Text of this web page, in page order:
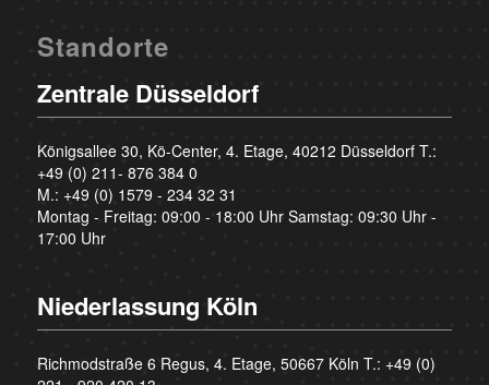
Standorte
Zentrale Düsseldorf
Königsallee 30, Kö-Center, 4. Etage, 40212 Düsseldorf T.:
+49 (0) 211- 876 384 0
M.: +49 (0) 1579 - 234 32 31
Montag - Freitag: 09:00 - 18:00 Uhr Samstag: 09:30 Uhr -
17:00 Uhr
Niederlassung Köln
Richmodstraße 6 Regus, 4. Etage, 50667 Köln T.: +49 (0)